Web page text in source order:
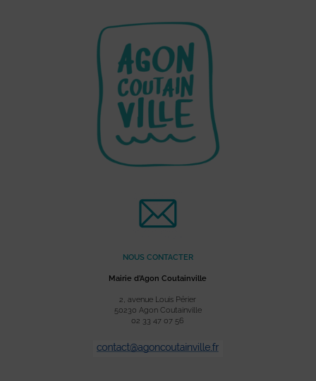
NOUS CONTACTER
Mairie d’Agon Coutainville
2, avenue Louis Périer
50230 Agon Coutainville
02 33 47 07 56